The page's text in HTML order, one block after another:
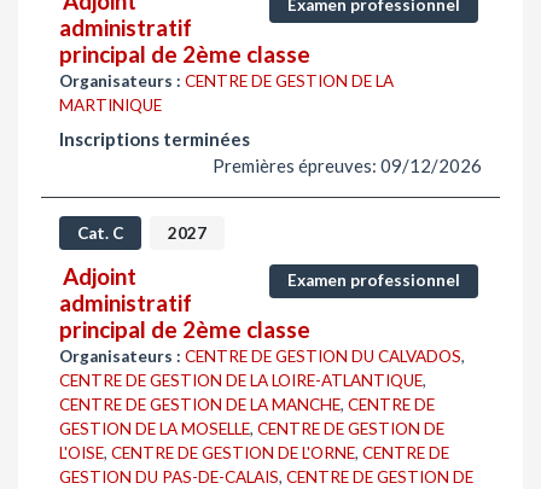
Examen professionnel
administratif
principal de 2ème classe
Organisateurs : CENTRE DE GESTION DE LA
MARTINIQUE
Inscriptions terminées
Premières épreuves: 09/12/2026
Cat. C 2027
Examen professionnel
Adjoint
administratif
principal de 2ème classe
Organisateurs : CENTRE DE GESTION DU CALVADOS,
CENTRE DE GESTION DE LA LOIRE-ATLANTIQUE,
CENTRE DE GESTION DE LA MANCHE, CENTRE DE
GESTION DE LA MOSELLE, CENTRE DE GESTION DE
L'OISE, CENTRE DE GESTION DE L'ORNE, CENTRE DE
GESTION DU PAS-DE-CALAIS, CENTRE DE GESTION DE